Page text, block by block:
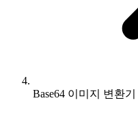
Base64 이미지 변환